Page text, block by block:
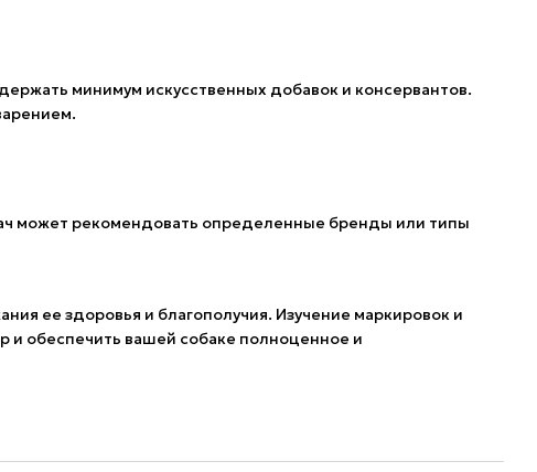
минимум искусственных добавок и консервантов.
может рекомендовать определенные бренды или типы
ее здоровья и благополучия. Изучение маркировок и
и обеспечить вашей собаке полноценное и